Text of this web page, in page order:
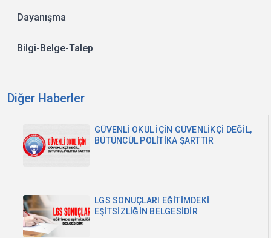
Dayanışma
Bilgi-Belge-Talep
Diğer Haberler
GÜVENLİ OKUL İÇİN GÜVENLİKÇİ DEĞİL,
BÜTÜNCÜL POLİTİKA ŞARTTIR
LGS SONUÇLARI EĞİTİMDEKİ
EŞİTSİZLİĞİN BELGESİDİR